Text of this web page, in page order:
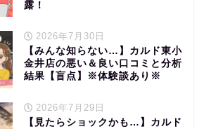
露！
2026年7月30日
【みんな知らない…】カルド東小
金井店の悪い＆良い口コミと分析
結果【盲点】※体験談あり※
2026年7月29日
【見たらショックかも…】カルド